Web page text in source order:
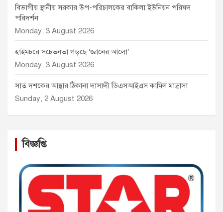
বিভাগীয় স্থানীয় সরকার উপ-পরিচালকের বাকিলা ইউনিয়ন পরিষদ
পরিদর্শন
Monday, 3 August 2026
হাইমচরে সচেতনতা গড়ছে ‘জ্ঞানের আলো’
Monday, 3 August 2026
সাত দশকের আস্থার ঠিকানা দাসাদী ডিএসআইএস কামিল মাদ্রাসা
Sunday, 2 August 2026
বিজ্ঞপ্তি